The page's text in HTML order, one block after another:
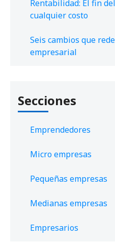
Rentabilidad: El fin
cualquier costo
Seis cambios que
empresarial
Secciones
Emprendedores
Micro empresas
Pequeñas empresas
Medianas empresas
Empresarios